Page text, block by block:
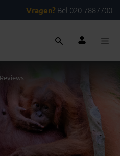
Vragen? Bel 020-7887700
Reviews